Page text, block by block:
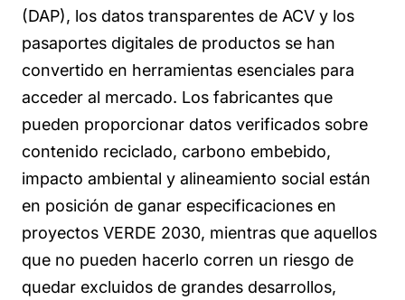
(DAP), los datos transparentes de ACV y los
pasaportes digitales de productos se han
convertido en herramientas esenciales para
acceder al mercado. Los fabricantes que
pueden proporcionar datos verificados sobre
contenido reciclado, carbono embebido,
impacto ambiental y alineamiento social están
en posición de ganar especificaciones en
proyectos VERDE 2030, mientras que aquellos
que no pueden hacerlo corren un riesgo de
quedar excluidos de grandes desarrollos,